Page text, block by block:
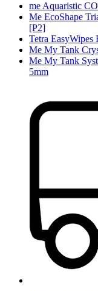
me Aquaristic
Me EcoShape
[P2]
Tetra EasyWipes
Me My Tank
Me My Tank
5mm